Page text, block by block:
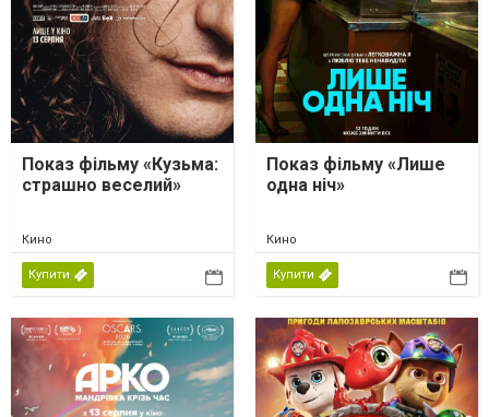
Показ фільму «Кузьма:
страшно веселий»
Кино
Купити
Показ фільму «Лише
одна ніч»
Кино
Купити